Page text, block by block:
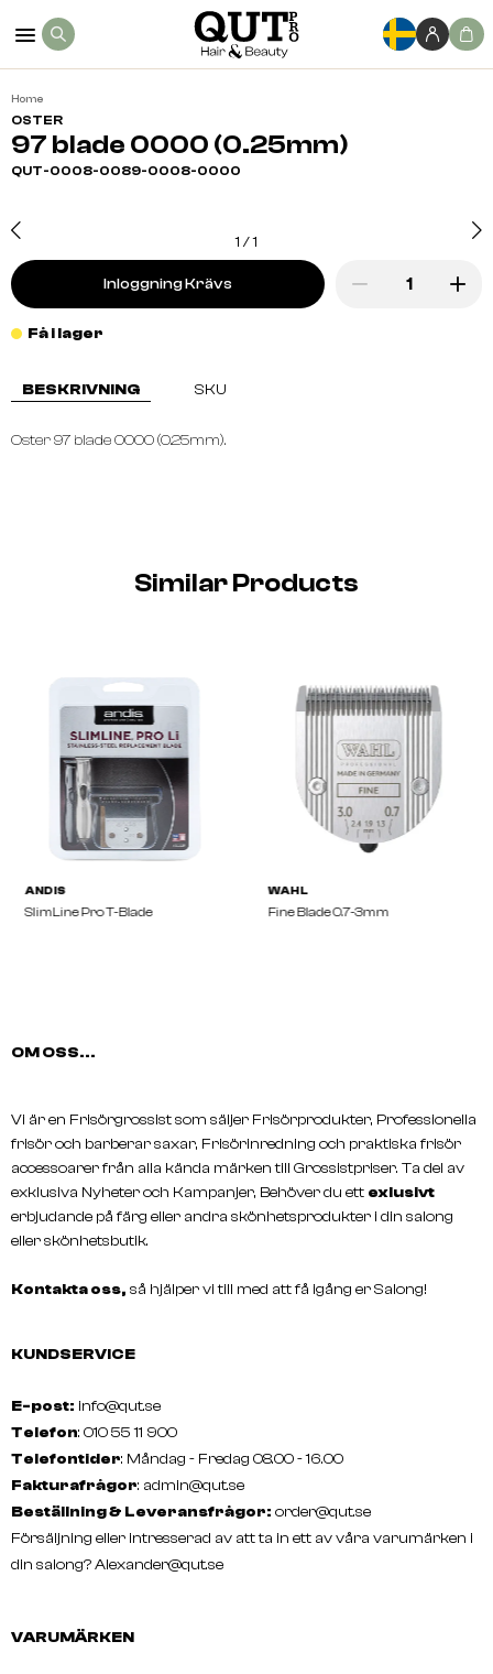
Home
OSTER
97 blade 0000 (0.25mm)
QUT-0008-0089-0008-0000
1 /1
Inloggning Krävs
Få i lager
BESKRIVNING SKU
Oster 97 blade 0000 (0.25mm).
Similar Products
ANDIS
OM OSS...
Vi är en Frisörgrossist som säljer Frisörprodukter, Professionella
frisör och barberar saxar, Frisörinredning och praktiska frisör
accessoarer från alla kända märken till Grossistpriser. Ta del av
exklusiva Nyheter och Kampanjer, Behöver du ett exlusivt
erbjudande på färg eller andra skönhetsprodukter i din salong
eller skönhetsbutik.
Kontakta oss, så hjälper vi till med att få igång er Salong!
KUNDSERVICE
E-post: info@qut.se
Telefon: 010 55 11 900
Telefontider: Måndag - Fredag 08.00 - 16.00
Fakturafrågor: admin@qut.se
Beställning & Leveransfrågor: order@qut.se
Försäljning eller intresserad av att ta in ett av våra varumärken i
din salong?Alexander@qut.se
VARUMÄRKEN